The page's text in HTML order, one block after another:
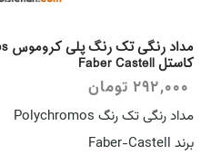
کاستل Faber Castell
292,000 تومان
مداد رنگی تک رنگ Polychromos
برند Faber-Castell